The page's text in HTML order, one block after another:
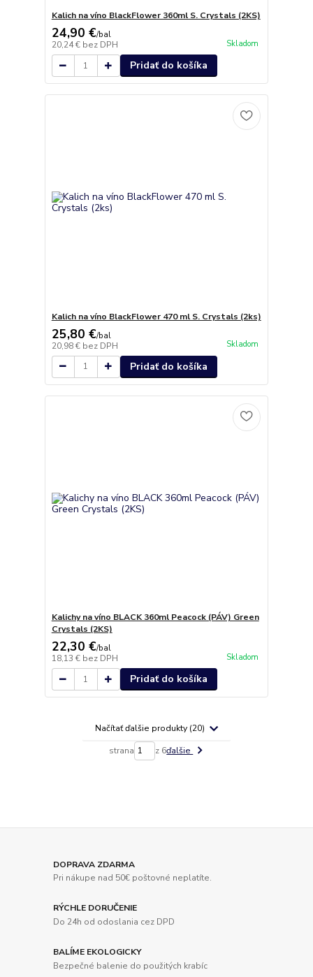
Kalich na víno BlackFlower 360ml S. Crystals (2KS)
24,90 €/bal
20,24 € bez DPH Skladom
Pridať do košíka
Kalich na víno BlackFlower 470 ml S. Crystals (2ks)
25,80 €/bal
20,98 € bez DPH Skladom
Pridať do košíka
Kalichy na víno BLACK 360ml Peacock (PÁV) Green
Crystals (2KS)
22,30 €/bal
18,13 € bez DPH Skladom
Pridať do košíka
Načítať ďalšie produkty (20)
strana z 6ďalšie
DOPRAVA ZDARMA
Pri nákupe nad 50€ poštovné neplatíte.
RÝCHLE DORUČENIE
Do 24h od odoslania cez DPD
BALÍME EKOLOGICKY
Bezpečné balenie do použitých krabíc